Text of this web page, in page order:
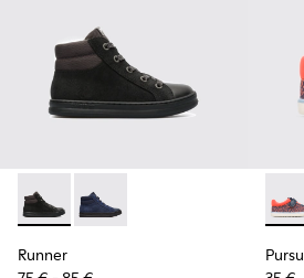
Runner - K900128-003 - Black
Runner - K900128-004 -
Runner